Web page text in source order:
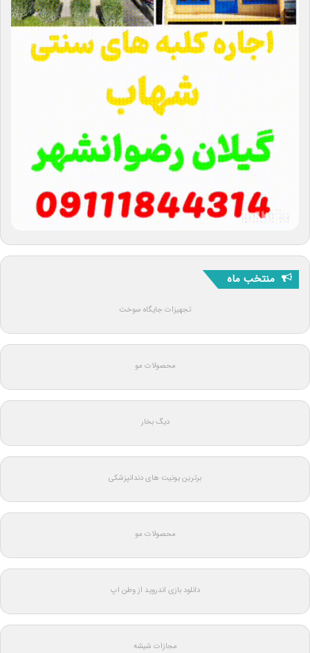
منتخب ماه
تجهیزات جایگاه سوخت
محصولات مو
دیگ بخار
برترین یونیت های دندانپزشکی
محصولات مو
دانلود بازی اندروید از وطن اپ
مجازات شیشه